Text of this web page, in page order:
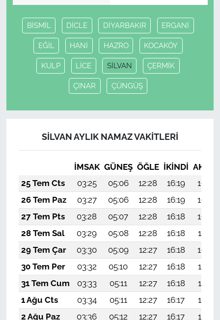
BİSMİL DİCLE DİYARBAKIR ERGANİ
EĞİL HANİ HAZRO KOCAKÖY
KULP LİCE SİLVAN ÇERMİK
ÇINAR ÇÜNGÜŞ
SİLVAN AYLIK NAMAZ VAKITLERI
İMSAK GÜNEŞ ÖĞLE İKINDI
25 Tem Cts
03:25 05:06 12:28 16:19
19:40
26 Tem Paz
03:27 05:06 12:28 16:19
19:39
27 Tem Pts
03:28 05:07 12:28 16:18
19:38
28 Tem Sal
03:29 05:08 12:28 16:18
19:37
29 Tem Çar
03:30 05:09 12:27 16:18
19:36
30 Tem Per
03:32 05:10 12:27 16:18
19:35
31 Tem Cum
03:33 05:11 12:27 16:18
19:34
1 Ağu Cts
03:34 05:11 12:27 16:17
19:33
2 Ağu Paz
03:36 05:12 12:27 16:17
19:32